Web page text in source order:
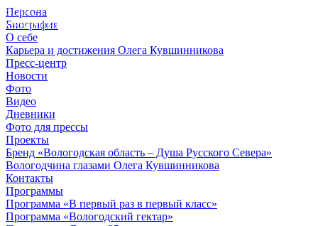
Персона
Биография
О себе
Карьера и достижения Олега Кувшинникова
Пресс-центр
Новости
Фото
Видео
Дневники
Фото для прессы
Проекты
Бренд «Вологодская область – Душа Русского Севера»
Вологодчина глазами Олега Кувшинникова
Контакты
Программы
Программа «В первый раз в первый класс»
Программа «Вологодский гектар»
© 2012 - 2023,
КУВШИННИКОВ О.А.